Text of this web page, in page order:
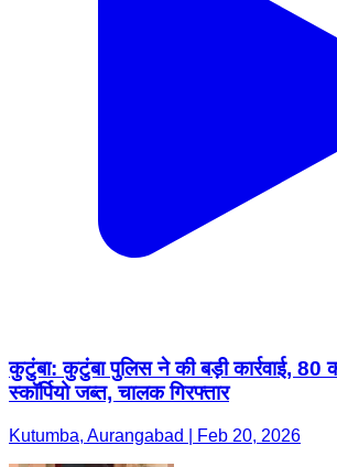
कुटुंबा: कुटुंबा पुलिस ने की बड़ी कार्रवाई, 80
स्कॉर्पियो जब्त, चालक गिरफ्तार
Kutumba, Aurangabad | Feb 20, 2026